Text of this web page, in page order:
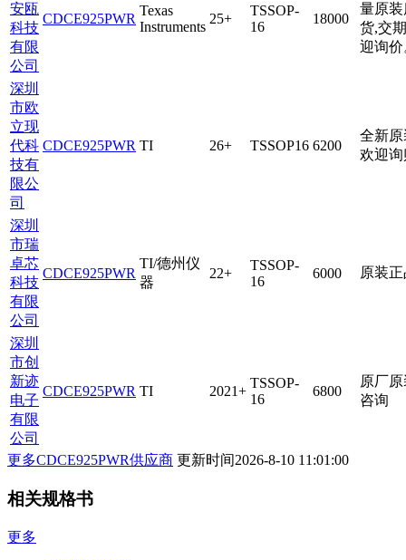
安瓯
科技
有限
公司
CDCE925PWR
Texas
Instruments
25+
TSSOP-
16
18000
量原
货,交
迎询价
深圳
市欧
立现
代科
技有
限公
司
CDCE925PWR TI 26+ TSSOP16 6200
全新
欢迎
深圳
市瑞
卓芯
科技
有限
公司
CDCE925PWR
TI/德州仪
器
22+
TSSOP-
16
6000 原装
深圳
市创
新迹
电子
有限
公司
CDCE925PWR TI 2021+
TSSOP-
16
6800
原厂
咨询
更多CDCE925PWR供应商 更新时间2026-8-10 11:01:00
相关规格书
更多